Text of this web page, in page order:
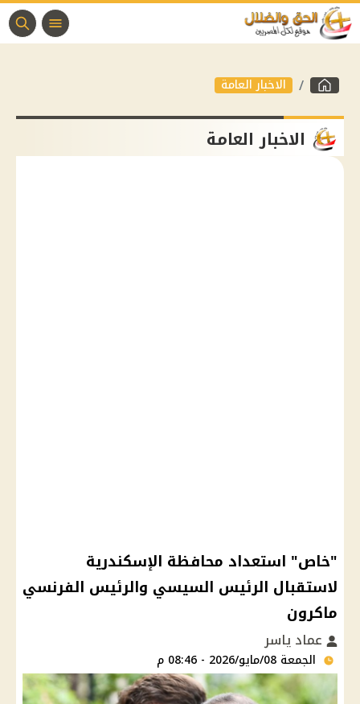
الاخبار العامة
الاخبار العامة
"خاص" استعداد محافظة الإسكندرية
لاستقبال الرئيس السيسي والرئيس الفرنسي
ماكرون
عماد ياسر
الجمعة 08/مايو/2026 - 08:46 م